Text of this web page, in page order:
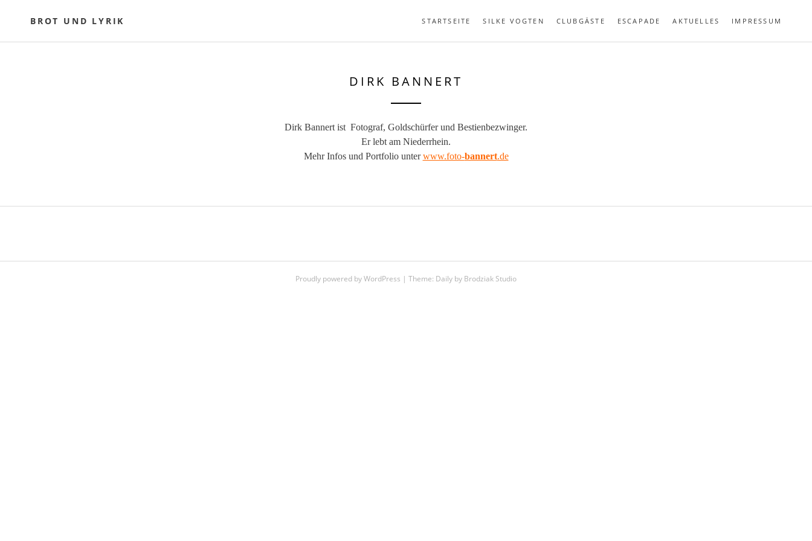
BROT UND LYRIK STARTSEITE SILKE VOGTEN CLUBGÄSTE ESCAPADE AKTUELLES IMPRESSUM
DIRK BANNERT
Dirk Bannert ist Fotograf, Goldschürfer und Bestienbezwinger.
Er lebt am Niederrhein.
Mehr Infos und Portfolio unterwww.foto-bannert.de
Proudly powered by WordPress | Theme: Daily by Brodziak Studio